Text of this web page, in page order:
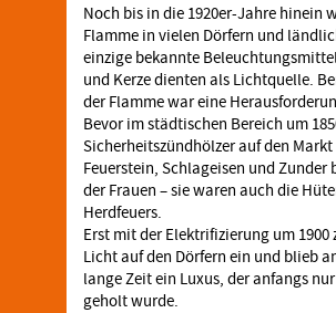
Noch bis in die 1920er-Jahre hinein
Flamme in vielen Dörfern und
einzige bekannte
und Kerze dienten als Lichtquelle.
der Flamme war eine
Bevor im städtischen Bereich um
Sicherheitszündhölzer auf den
Feuerstein, Schlageisen und Zunder
der Frauen – sie waren auch die
Herdfeuers.
Erst mit der Elektrifizierung um 1900
Licht auf den Dörfern ein und blieb
lange Zeit ein Luxus, der anfangs
geholt wurde.